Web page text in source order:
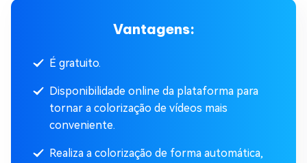
Vantagens:
É gratuito.
Disponibilidade online da plataforma para
tornar a colorização de vídeos mais
conveniente.
Realiza a colorização de forma automática,